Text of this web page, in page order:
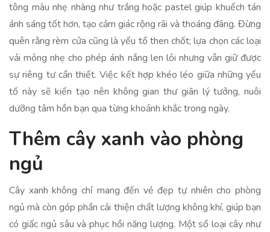
tông màu nhẹ nhàng như trắng hoặc pastel giúp khuếch tán
ánh sáng tốt hơn, tạo cảm giác rộng rãi và thoáng đãng. Đừng
quên rằng rèm cửa cũng là yếu tố then chốt; lựa chọn các loại
vải mỏng nhẹ cho phép ánh nắng len lỏi nhưng vẫn giữ được
sự riêng tư cần thiết. Việc kết hợp khéo léo giữa những yếu
tố này sẽ kiến tạo nên không gian thư giãn lý tưởng, nuôi
dưỡng tâm hồn bạn qua từng khoảnh khắc trong ngày.
Thêm cây xanh vào phòng
ngủ
Cây xanh không chỉ mang đến vẻ đẹp tự nhiên cho phòng
ngủ mà còn góp phần cải thiện chất lượng không khí, giúp bạn
có giấc ngủ sâu và phục hồi năng lượng. Một số loại cây như